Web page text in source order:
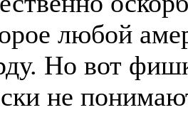
любой
Но вот
не